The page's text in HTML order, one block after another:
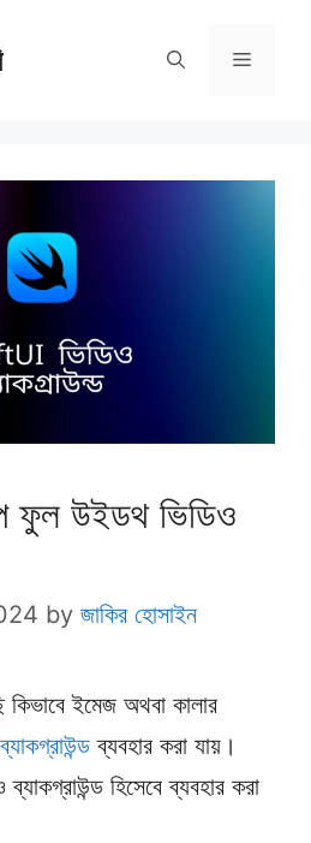
Menu
ফুল উইডথ ভিডিও
by জাকির হোসাইন
ইমেজ অথবা কালার
ব্যবহার করা যায়।
হিসেবে ব্যবহার করা